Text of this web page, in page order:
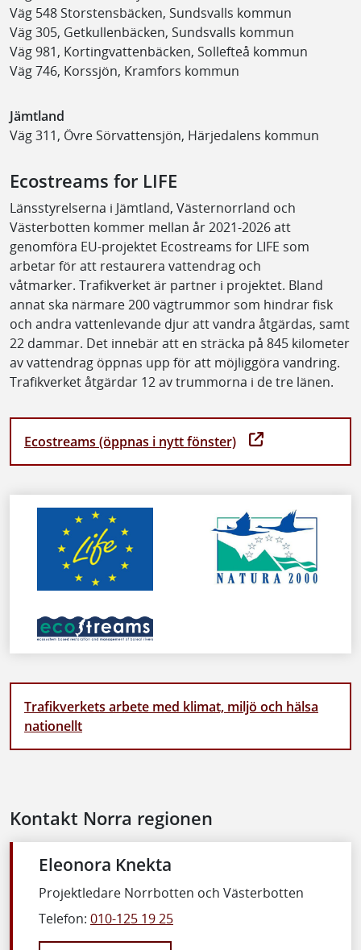
Väg 548 Storstensbäcken, Sundsvalls kommun
Väg 305, Getkullenbäcken, Sundsvalls kommun
Väg 981, Kortingvattenbäcken, Sollefteå kommun
Väg 746, Korssjön, Kramfors kommun
Jämtland
Väg 311, Övre Sörvattensjön, Härjedalens kommun
Ecostreams for LIFE
Länsstyrelserna i Jämtland, Västernorrland och
Västerbotten kommer mellan år 2021-2026 att
genomföra EU-projektet Ecostreams for LIFE som
arbetar för att restaurera vattendrag och
våtmarker. Trafikverket är partner i projektet. Bland
annat ska närmare 200 vägtrummor som hindrar fisk
och andra vattenlevande djur att vandra åtgärdas, samt
22 dammar. Det innebär att en sträcka på 845 kilometer
av vattendrag öppnas upp för att möjliggöra vandring.
Trafikverket åtgärdar 12 av trummorna i de tre länen.
Ecostreams (öppnas i nytt fönster)
Trafikverkets arbete med klimat, miljö och hälsa
nationellt
Kontakt Norra regionen
Eleonora Knekta
Projektledare Norrbotten och Västerbotten
Telefon: 010-125 19 25